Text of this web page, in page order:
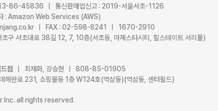
86-45836 | 통신판매업신고 : 2019-서울서초-1126
: Amazon Web Services (AWS)
| FAX : 02-598-8241 | 1670-2910
초구 서초대로 38길 12, 7, 10층(서초동, 마제스타시티, 힐스테이트 서리풀)
점
| 최재화, 강승현 | 808-85-01905
헤란로 231, 쇼핑몰동 1층 W124호(역삼동)(역삼동, 센터필드)
all rights reserved.